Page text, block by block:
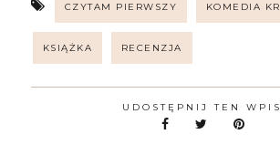
CZYTAM PIERWSZY KOMEDIA
KSIĄŻKA RECENZJA
UDOSTĘPNIJ TEN